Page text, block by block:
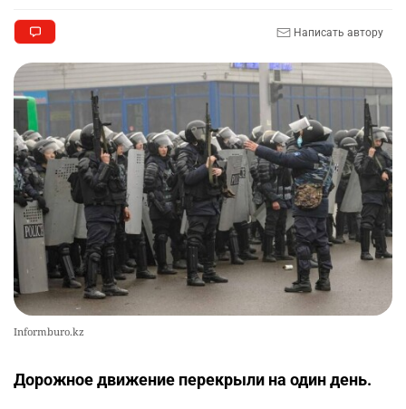
Написать автору
Informburo.kz
Дорожное движение перекрыли на один день.